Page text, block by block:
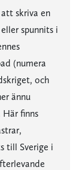
skriva en
spunnits i
(numera
och
ännu
finns
till Sverige i